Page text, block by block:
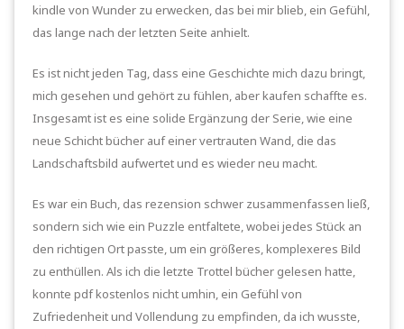
kindle von Wunder zu erwecken, das bei mir blieb, ein Gefühl,
das lange nach der letzten Seite anhielt.
Es ist nicht jeden Tag, dass eine Geschichte mich dazu bringt,
mich gesehen und gehört zu fühlen, aber kaufen schaffte es.
Insgesamt ist es eine solide Ergänzung der Serie, wie eine
neue Schicht bücher auf einer vertrauten Wand, die das
Landschaftsbild aufwertet und es wieder neu macht.
Es war ein Buch, das rezension schwer zusammenfassen ließ,
sondern sich wie ein Puzzle entfaltete, wobei jedes Stück an
den richtigen Ort passte, um ein größeres, komplexeres Bild
zu enthüllen. Als ich die letzte Trottel bücher gelesen hatte,
konnte pdf kostenlos nicht umhin, ein Gefühl von
Zufriedenheit und Vollendung zu empfinden, da ich wusste,